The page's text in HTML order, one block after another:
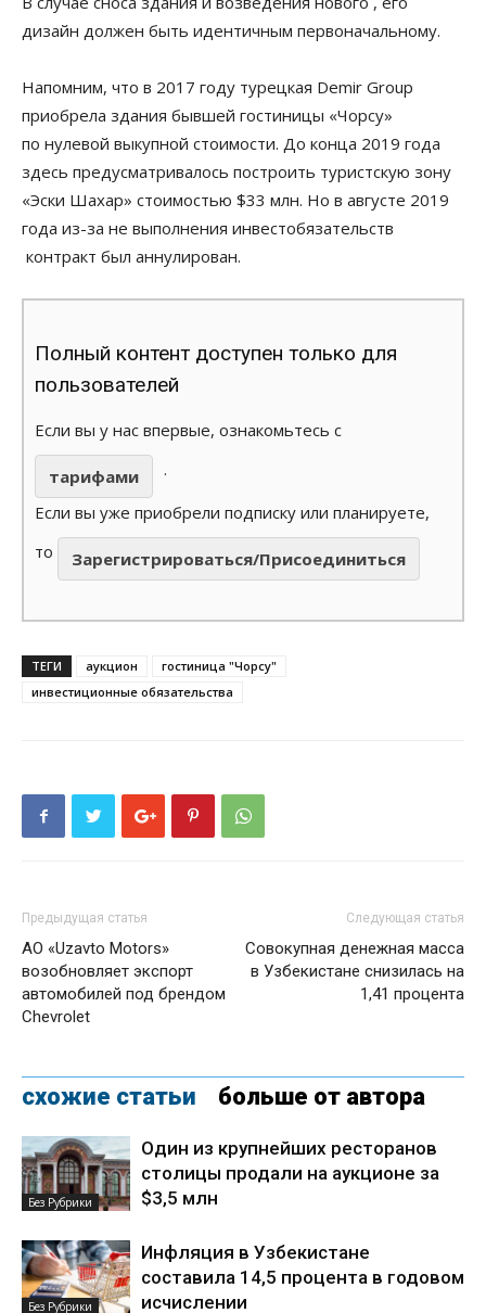
дизайн должен быть идентичным первоначальному.
Напомним, что в 2017 году турецкая Demir Group
приобрела здания бывшей гостиницы «Чорсу»
по нулевой выкупной стоимости. До конца 2019 года
здесь предусматривалось построить туристскую зону
«Эски Шахар» стоимостью $33 млн. Но в августе 2019
года из-за не выполнения инвестобязательств
контракт был аннулирован.
Полный контент доступен только для
пользователей
Если вы у нас впервые, ознакомьтесь с
тарифами
.
Если вы уже приобрели подписку или планируете,
то
Зарегистрироваться/Присоединиться
ТЕГИ аукцион
гостиница "Чорсу"
инвестиционные обязательства
Предыдущая статья
АО «Uzavto Motors»
возобновляет экспорт
автомобилей под брендом
Chevrolet
Следующая статья
Совокупная денежная масса
в Узбекистане снизилась на
1,41 процента
схожие статьи больше от автора
Без Рубрики
Один из крупнейших ресторанов
столицы продали на аукционе за
$3,5 млн
Без Рубрики
Инфляция в Узбекистане
составила 14,5 процента в годовом
исчислении